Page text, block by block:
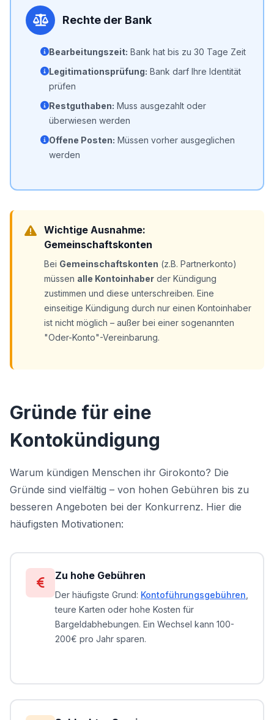
Rechte der Bank
Bearbeitungszeit: Bank hat bis zu 30 Tage Zeit
Legitimationsprüfung: Bank darf Ihre Identität
prüfen
Restguthaben: Muss ausgezahlt oder
überwiesen werden
Offene Posten: Müssen vorher ausgeglichen
werden
Wichtige Ausnahme:
Gemeinschaftskonten
Bei Gemeinschaftskonten (z.B. Partnerkonto)
müssen alle Kontoinhaber der Kündigung
zustimmen und diese unterschreiben. Eine
einseitige Kündigung durch nur einen Kontoinhaber
ist nicht möglich – außer bei einer sogenannten
"Oder-Konto"-Vereinbarung.
Gründe für eine
Kontokündigung
Warum kündigen Menschen ihr Girokonto? Die
Gründe sind vielfältig – von hohen Gebühren bis zu
besseren Angeboten bei der Konkurrenz. Hier die
häufigsten Motivationen:
Zu hohe Gebühren
Der häufigste Grund: Kontoführungsgebühren
teure Karten oder hohe Kosten für
Bargeldabhebungen. Ein Wechsel kann 100-
200€ pro Jahr sparen.